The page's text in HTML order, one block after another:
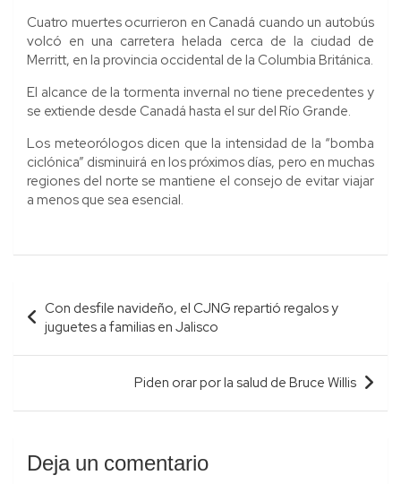
Cuatro muertes ocurrieron en Canadá cuando un autobús
volcó en una carretera helada cerca de la ciudad de
Merritt, en la provincia occidental de la Columbia Británica.
El alcance de la tormenta invernal no tiene precedentes y
se extiende desde Canadá hasta el sur del Río Grande.
Los meteorólogos dicen que la intensidad de la “bomba
ciclónica” disminuirá en los próximos días, pero en muchas
regiones del norte se mantiene el consejo de evitar viajar
a menos que sea esencial.
Navegación
de
entradas
Con desfile navideño, el CJNG repartió regalos y
juguetes a familias en Jalisco
Piden orar por la salud de Bruce Willis
Deja un comentario